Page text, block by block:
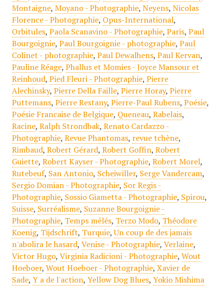
Montaigne, Moyano - Photographie, Neyens, Nicolas
Florence - Photographie, Opus-International,
Orbitules, Paola Scanavino - Photographie, Paris, Paul
Bourgoignie, Paul Bourgoignie - photographie, Paul
Colinet - photographie, Paul Dewalhens, Paul Kervan,
Pauline Réage, Phallus et Momies - Joyce Mansour et
Reinhoud, Pied Fleuri - Photographie, Pierre
Alechinsky, Pierre Della Faille, Pierre Horay, Pierre
Puttemans, Pierre Restany, Pierre-Paul Rubens, Poésie,
Poésie Francaise de Belgique, Queneau, Rabelais,
Racine, Ralph Strondbak, Renato Cardazzo -
Photographie, Revue Phantomas, revue tchène,
Rimbaud, Robert Gérard, Robert Goffin, Robert
Guiette, Robert Kayser - Photographie, Robert Morel,
Rutebeuf, San Antonio, Scheiwiller, Serge Vandercam,
Sergio Domian - Photographie, Sor Regis -
Photographie, Sossio Giametta - Photographie, Spirou,
Suisse, Surréalisme, Suzanne Bourgoignie -
Photographie, Temps mêlés, Terzo Modo, Théodore
Koenig, Tijdschrift, Turquie,Un coup de des jamais
n'abolira le hasard, Venise - Photographie, Verlaine,
Victor Hugo, Virginia Radicioni - Photographie, Wout
Hoeboer, Wout Hoeboer - Photographie, Xavier de
Sade, Y a de l'action, Yellow Dog Blues, Yokio Mishima